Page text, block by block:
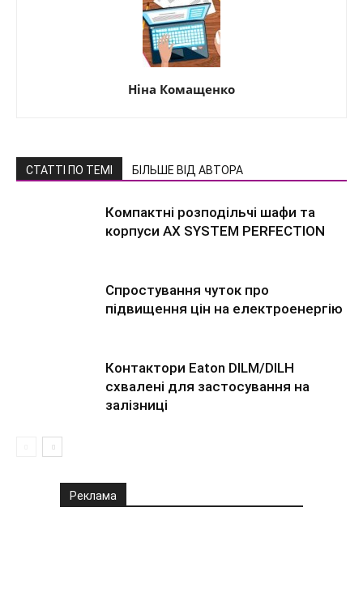
Ніна Комащенко
СТАТТІ ПО ТЕМІ БІЛЬШЕ ВІД АВТОРА
Компактні розподільчі шафи та
корпуси AX SYSTEM PERFECTION
Спростування чуток про
підвищення цін на електроенергію
Контактори Eaton DILM/DILH
схвалені для застосування на
залізниці
Реклама